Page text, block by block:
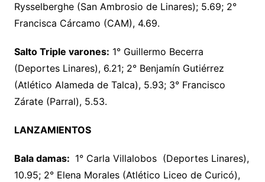
Rysselberghe (San Ambrosio de Linares); 5.69; 2°
Francisca Cárcamo (CAM), 4.69.
Salto Triple varones: 1° Guillermo Becerra
(Deportes Linares), 6.21; 2° Benjamín Gutiérrez
(Atlético Alameda de Talca), 5.93; 3° Francisco
Zárate (Parral), 5.53.
LANZAMIENTOS
Bala damas: 1° Carla Villalobos (Deportes Linares),
10.95; 2° Elena Morales (Atlético Liceo de Curicó),